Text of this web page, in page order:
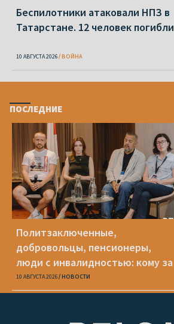
Беспилотники атаковали НПЗ в
Татарстане. 12 человек погибли
10 АВГУСТА 2026 ВОЙНА
ПОСЛЕДНИЕ
Политзаключенные,
добровольцы, пенсионеры,
люди с инвалидностью: кому за
границей нужна помощь и какая
10 АВГУСТА 2026 НОВОСТИ